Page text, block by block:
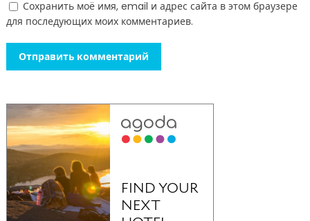
Сохранить моё имя, email и адрес сайта в этом браузере
для последующих моих комментариев.